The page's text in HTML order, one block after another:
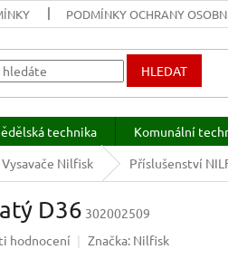
PODMÍNKY OCHRANY
HLEDAT
technika Komunální
Vysavače Nilfisk Příslušenství
D36 302002509
hodnocení Značka: Nilfisk